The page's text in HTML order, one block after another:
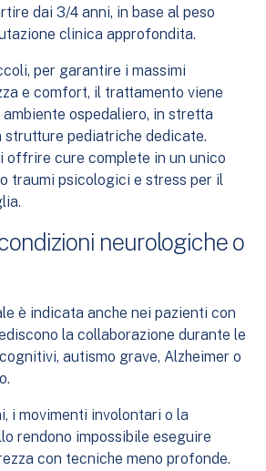
dai 3/4 anni, in base al peso
clinica approfondita.
per garantire i massimi
e comfort, il trattamento viene
ospedaliero, in stretta
strutture pediatriche dedicate.
offrire cure complete in un unico
traumi psicologici e stress per il
neurologiche o
è indicata anche nei pazienti con
la collaborazione durante le
autismo grave, Alzheimer o
i movimenti involontari o la
rendono impossibile eseguire
con tecniche meno profonde.